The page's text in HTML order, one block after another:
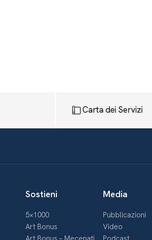
Carta dei Servizi
Sostieni
5×1000
Art Bonus
Media
Pubblicazioni
Video